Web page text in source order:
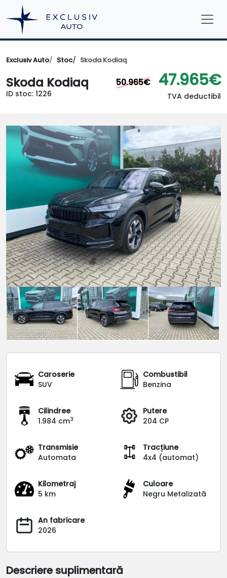
Exclusiv Auto Stoc Skoda Kodiaq
Skoda Kodiaq
ID stoc: 1226
50.965€ 47.965€
TVA deductibil
Caroserie
SUV
Combustibil
Benzina
Cilindree
1.984 cm3
Putere
204 CP
Transmisie
Automata
Tracțiune
4x4 (automat)
Kilometraj
5 km
Culoare
Negru Metalizată
An fabricare
2026
Descriere suplimentară